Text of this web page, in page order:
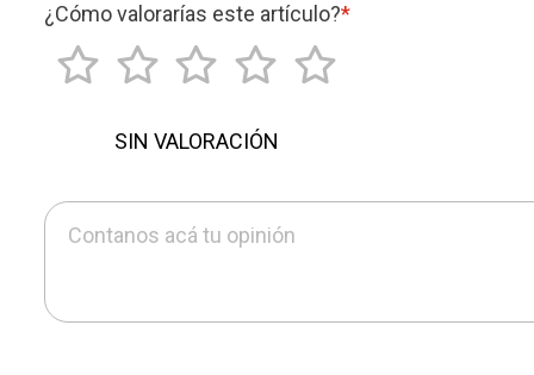
¿Cómo valorarías este artículo?*
SIN VALORACIÓN
Contanos acá tu opinión